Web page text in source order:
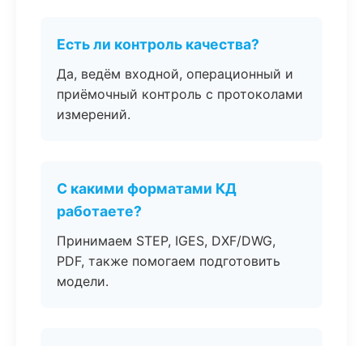
Есть ли контроль качества?
Да, ведём входной, операционный и
приёмочный контроль с протоколами
измерений.
С какими форматами КД
работаете?
Принимаем STEP, IGES, DXF/DWG,
PDF, также помогаем подготовить
модели.